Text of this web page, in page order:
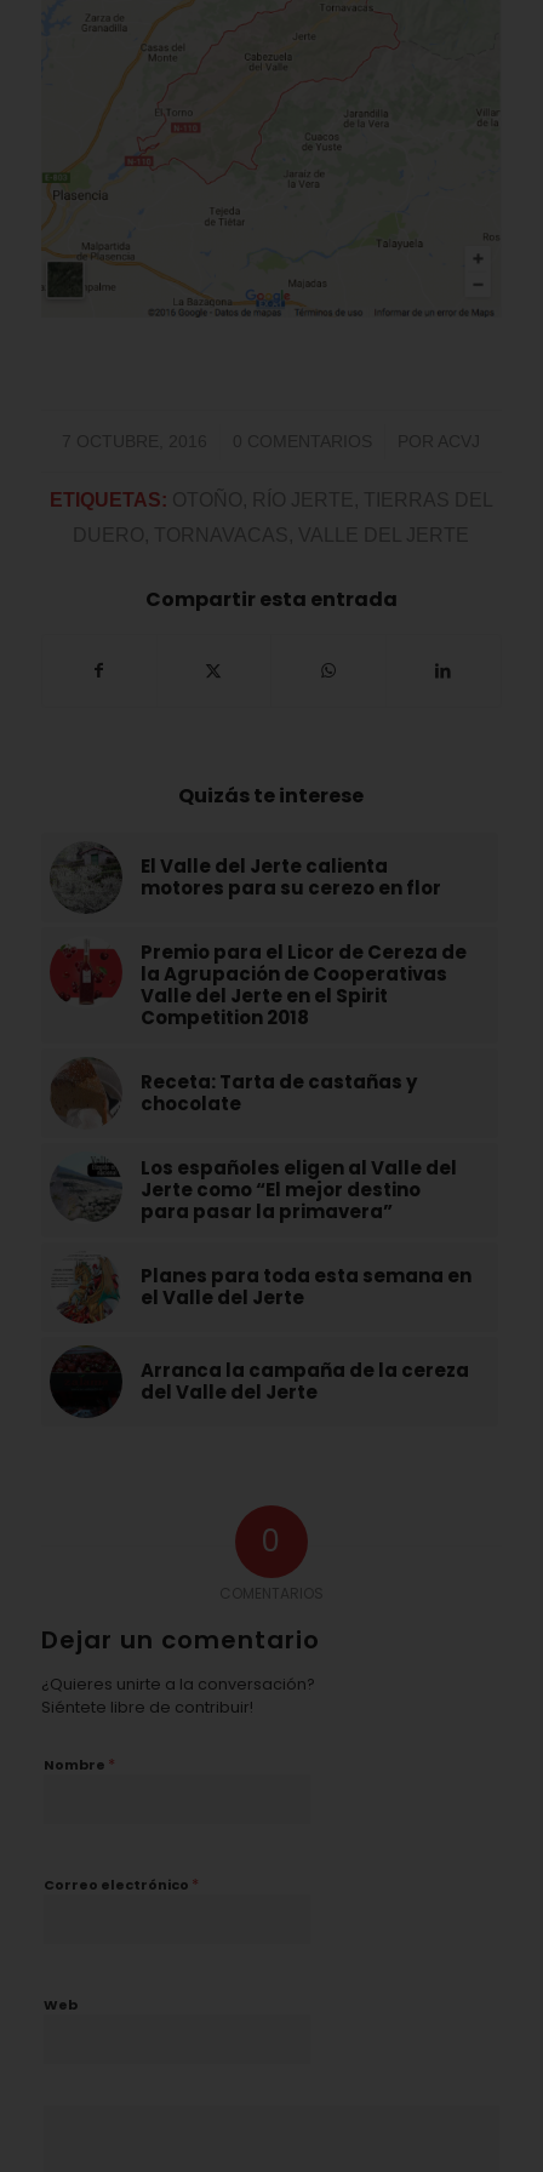
ETIQUETAS:
Compartir esta entrada
Quizás te interese
El Valle del Jerte calienta
motores para su cerezo en flor
Premio para el Licor de Cereza de
la Agrupación de Cooperativas
Valle del Jerte en el Spirit
Competition 2018
Receta: Tarta de castañas y
chocolate
Los españoles eligen al Valle del
Jerte como “El mejor destino
para pasar la primavera”
Planes para toda esta semana en
el Valle del Jerte
Arranca la campaña de la cereza
del Valle del Jerte
0
Dejar un comentario
¿Quieres unirte a la conversación?
Siéntete libre de contribuir!
Nombre *
Correo electrónico *
Web